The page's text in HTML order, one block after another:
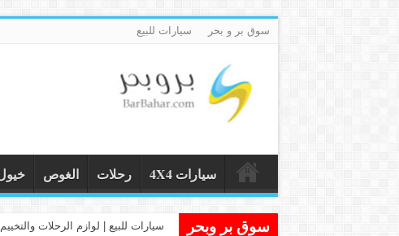
سوق بر و بحر سيارات للبيع
سيارات 4X4 رحلات الغوص
سوق بر وبحر سيارات للبيع | لوازم الرحلات